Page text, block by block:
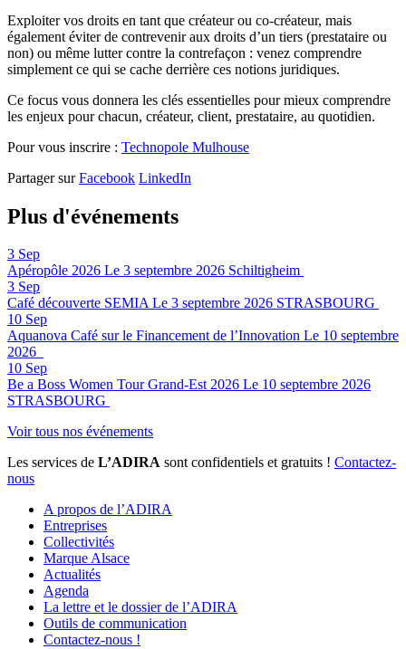
Exploiter vos droits en tant que créateur ou co-créateur, mais
également éviter de contrevenir aux droits d’un tiers (prestataire ou
non) ou même lutter contre la contrefaçon : venez comprendre
simplement ce qui se cache derrière ces notions juridiques.
Ce focus vous donnera les clés essentielles pour mieux comprendre
les enjeux pour chacun, créateur, client, prestataire, au quotidien.
Pour vous inscrire : Technopole Mulhouse
Partager sur Facebook LinkedIn
Plus d'événements
3 Sep
Apéropôle 2026 Le 3 septembre 2026 Schiltigheim
3 Sep
Café découverte SEMIALe 3 septembre 2026 STRASBOURG
10 Sep
Aquanova Café sur le Financement de l’Innovation Le 10 septembre
2026
10 Sep
Be a Boss Women Tour Grand-Est 2026 Le 10 septembre 2026
STRASBOURG
Voir tous nos événements
Les services de L’ADIRA sont confidentiels et gratuits ! Contactez-
nous
A propos de l’ADIRA
Entreprises
Collectivités
Marque Alsace
Actualités
Agenda
La lettre et le dossier de l’ADIRA
Outils de communication
Contactez-nous !